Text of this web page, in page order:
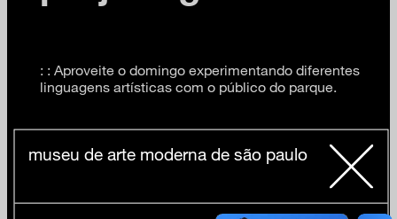
: : Aproveite o domingo experimentando diferentes
linguagens artísticas com o público do parque.
11h Caminhos do Guri: Música Contemporânea
Brasileira e Francesa
Marcelina e Conservatório de Paris.
museu de arte moderna de são paulo